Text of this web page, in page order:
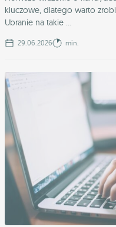
kluczowe, dlatego warto
Ubranie na takie ...
29.06.2026 min.